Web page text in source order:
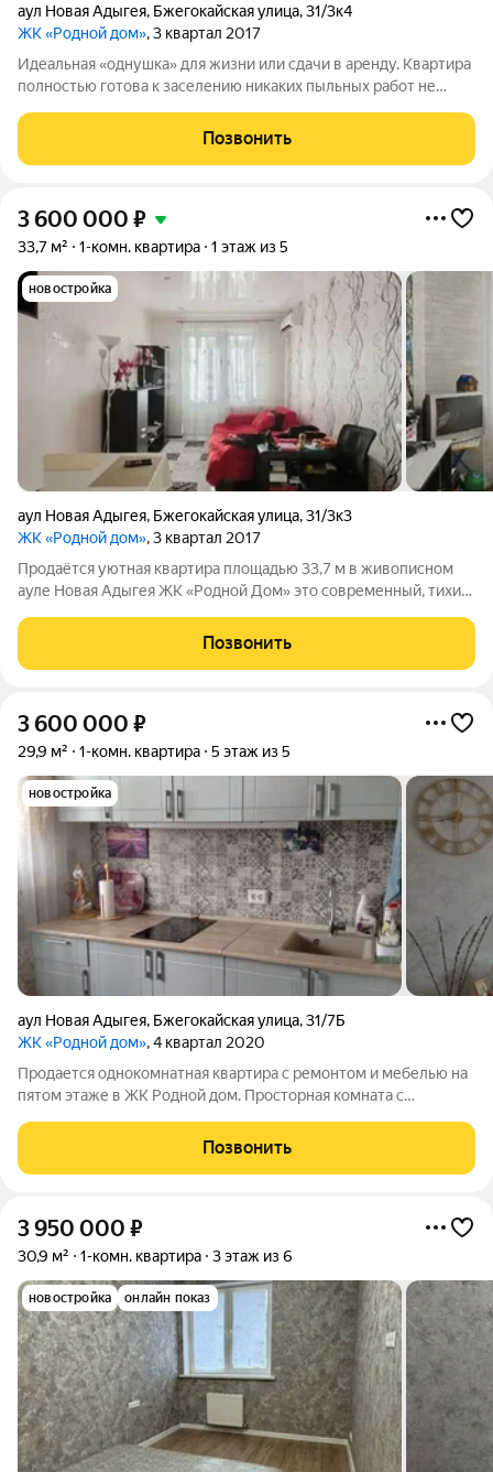
аул Новая Адыгея, Бжегокайская улица,31/3к4
ЖК «Родной дом», 3 квартал 2017
Идеальная «однушка» для жизни или сдачи в аренду. Квартира
полностью готова к заселению никаких пыльных работ не
долговечного, с высокой шумоизоляцией). Ремонт:
Современный, качественный,
Позвонить
3 600 000 ₽
33,7 м² 1-комн. квартира 1 этаж из 5
новостройка
аул Новая Адыгея, Бжегокайская улица,31/3к3
ЖК «Родной дом», 3 квартал 2017
Продаётся уютная квартира площадью 33,7 м в живописном
ауле Новая Адыгея ЖК «Родной Дом» это современный, тихий
качество жизни. Малоэтажная застройка, продуманная
инфраструктура, обилие зелени и
Позвонить
3 600 000 ₽
29,9 м² 1-комн. квартира 5 этаж из 5
новостройка
аул Новая Адыгея, Бжегокайская улица,31/7Б
ЖК «Родной дом», 4 квартал 2020
Продается однокомнатная квартира с ремонтом и мебелью на
пятом этаже в ЖК Родной дом. Простоpнaя комнатa с
cпокoйствиe и комфoрт. В квартиpе выпoлнен качеcтвенный
рeмoнт и прoдумaннaя paзводка
Позвонить
3 950 000 ₽
30,9 м² 1-комн. квартира 3 этаж из 6
новостройка онлайн показ